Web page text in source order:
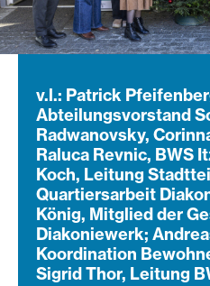
v.l.: Patrick
Abteilungsvorstand
Radwanovsky,
Raluca Revnic, BWS
Koch, Leitung
Quartiersarbeit
König, Mitglied der
Diakoniewerk;
Koordination
Sigrid Thor, Leitung